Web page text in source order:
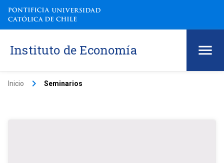
Instituto de Economía
Inicio keyboard_arrow_right Seminarios